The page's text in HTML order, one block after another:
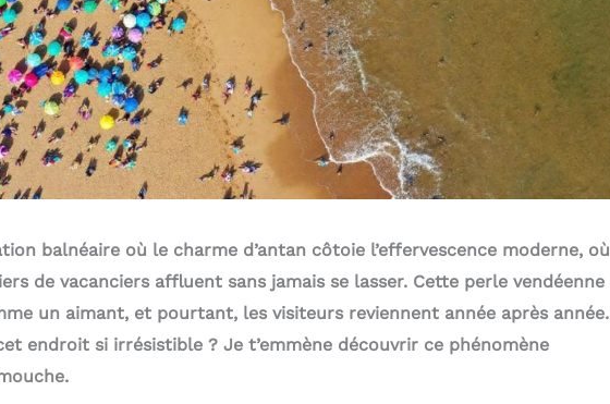
balnéaire où le charme d’antan côtoie l’effervescence moderne, où
de vacanciers affluent sans jamais se lasser. Cette perle vendéenne
un aimant, et pourtant, les visiteurs reviennent année après année.
endroit si irrésistible ? Je t’emmène découvrir ce phénomène